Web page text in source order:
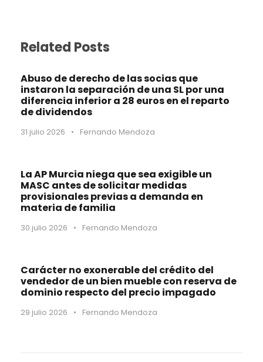
Related Posts
Abuso de derecho de las socias que
instaron la separación de una SL por una
diferencia inferior a 28 euros en el reparto
de dividendos
31 julio 2026 • Fernando Mendoza
La AP Murcia niega que sea exigible un
MASC antes de solicitar medidas
provisionales previas a demanda en
materia de familia
30 julio 2026 • Fernando Mendoza
Carácter no exonerable del crédito del
vendedor de un bien mueble con reserva de
dominio respecto del precio impagado
29 julio 2026 • Fernando Mendoza